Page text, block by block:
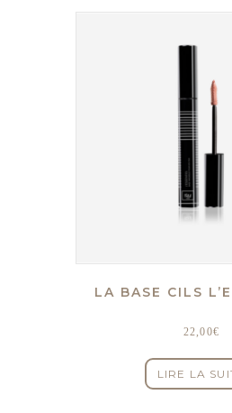
LA BASE CILS
22,00€
LIRE LA